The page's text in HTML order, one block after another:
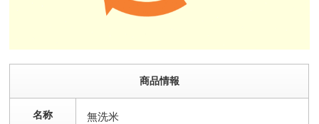
商品情報
名称 無洗米